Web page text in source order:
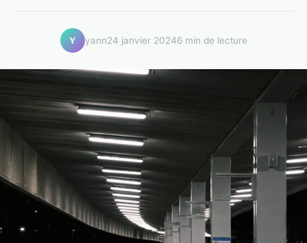
Y yann24 janvier 20246 min de lecture